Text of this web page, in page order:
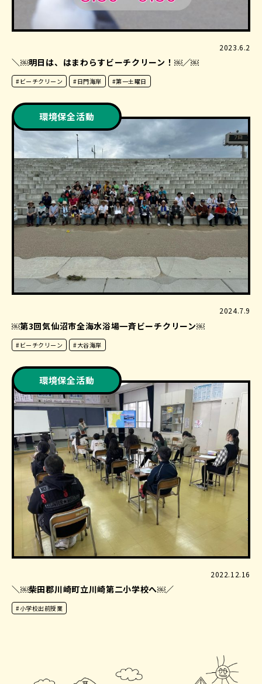
2023.6.2
＼￼明日は、はまわらすビーチクリーン！￼／￼
#ビーチクリーン #日門海岸 #第一土曜日
環境保全活動
2024.7.9
￼第3回気仙沼市全海水浴場一斉ビーチクリーン￼
#ビーチクリーン #大谷海岸
環境保全活動
2022.12.16
＼￼柴田郡川崎町立川崎第二小学校へ￼／
#小学校出前授業